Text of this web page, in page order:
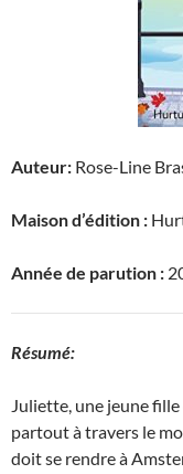
Auteur: Rose-Line
Maison d’édition :
Année de parution :
Résumé:
Juliette, une jeune
partout à travers le
doit se rendre à